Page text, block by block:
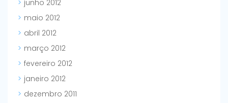
junho 2012
maio 2012
abril 2012
março 2012
fevereiro 2012
janeiro 2012
dezembro 2011